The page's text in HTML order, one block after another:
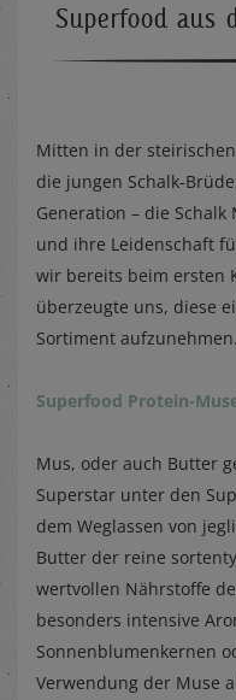
Superfood aus
Mitten in der
die jungen Schalk-
Generation – die
und ihre Leidenschaft
wir bereits beim ersten
überzeugte uns, diese
Sortiment aufzunehmen.
Superfood Protein-
Mus, oder auch Butter
Superstar unter den
dem Weglassen von
Butter der reine
wertvollen Nährstoffe
besonders intensive
Sonnenblumenkernen
Verwendung der Muse